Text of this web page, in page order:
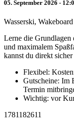
05. September 2026 -
Wasserski,
Lerne die
und maximalem
kannst du direkt
Flexibel:
Gutscheine: Im
Termin
Wichtig: vor
1781182611